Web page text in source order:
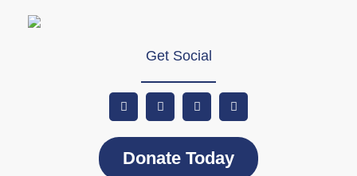
Get Social
Donate Today